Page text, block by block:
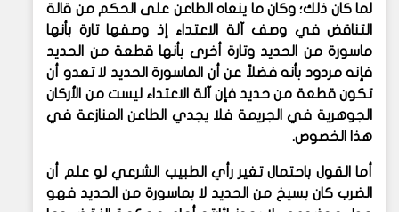
لما كان ذلك؛ وكان ما ينعاه الطاعن على الحكم من قالة
التناقض في وصف آلة الاعتداء إذ وصفها تارة بأنها
ماسورة من الحديد وتارة أخرى بأنها قطعة من الحديد
فإنه مردود بأنه فضلاً عن أن الماسورة الحديد لا تعدو أن
تكون قطعة من حديد فإن آلة الاعتداء ليست من الأركان
الجوهرية في الجريمة فلا يجدي الطاعن المنازعة في
هذا الخصوص.
أما القول باحتمال تغير رأي الطبيب الشرعي لو علم أن
الضرب كان بسيخ من الحديد لا بماسورة من الحديد فهو